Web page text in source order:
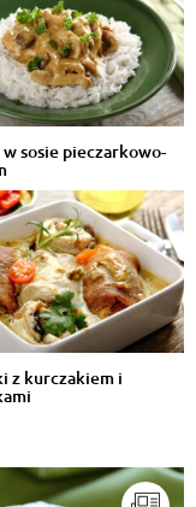
sosie pieczarkowo-
z kurczakiem i